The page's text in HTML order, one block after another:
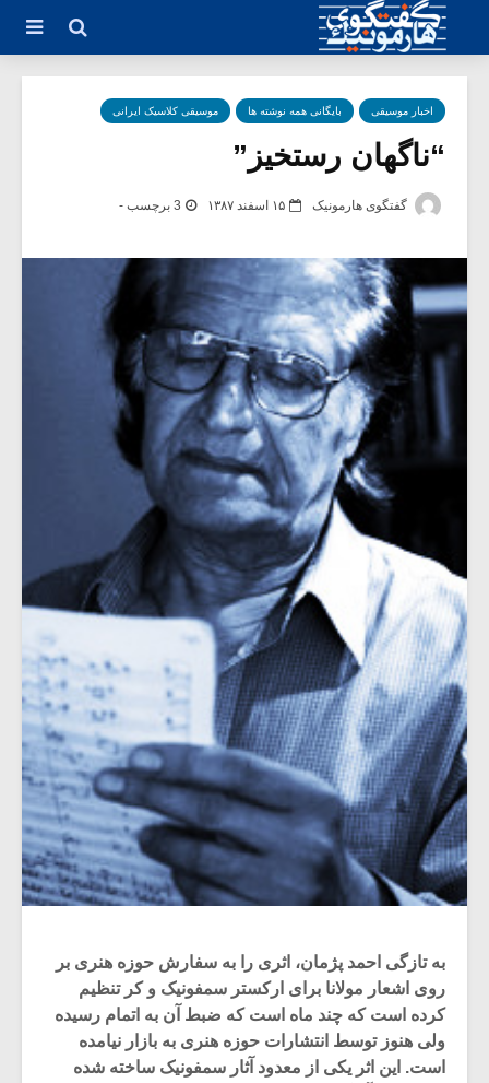
اخبار موسیقی بایگانی همه نوشته ها موسیقی کلاسیک ایرانی
“ناگهان رستخیز”
گفتگوی هارمونیک ۱۵ اسفند ۱۳۸۷ 3 برچسب -
به تازگی احمد پژمان، اثری را به سفارش حوزه هنری بر
روی اشعار مولانا برای ارکستر سمفونیک و کر تنظیم
کرده است که چند ماه است که ضبط آن به اتمام رسیده
ولی هنوز توسط انتشارات حوزه هنری به بازار نیامده
است. این اثر یکی از معدود آثار سمفونیک ساخته شده